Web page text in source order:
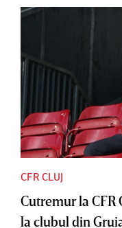
CFR CLUJ
Cutremur la CFR
la clubul din